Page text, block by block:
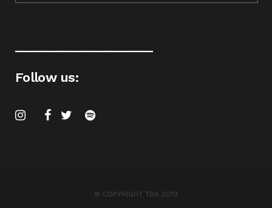
Follow us:
© COPYRIGHT TBA 2019